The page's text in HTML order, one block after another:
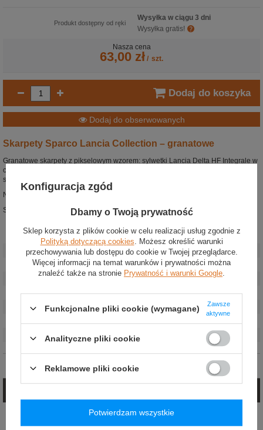
Produkt dostępny od ręki
Wysyłka w ciągu 3 dni
Wysyłka gratis!
Nasza cena
63,00 zł / szt.
Dodaj do koszyka
Dodaj do obserwowanych
Skarpety Sparco Lancia Collection – granatowe
Granatowe skarpety z pikselowym wzorem: sylwetki Lancia Delta HF Integrale w
czterech kolorach (żółty, czerwony, niebieski, zielony) i logo HF z czerwonym
słoniem na cholewce.
Nadruk Sparco i tabliczka "integrale" na stopie. Bezszwowa konstrukcja.
Skład: 80% czesana bawełna, 17% poliamid, 3% elastan.
Stan:
Nowy
Kategoria:
Bielizna rajdowa
Grupa wiekowa:
Dorośli
Homologacja:
Bez homologacji
Kolor:
Granatowy
Materiał
Bawełna Nylon (poliamid)
Opinie (0)
Jeżeli powyższy opis jest dla Ciebie niewystarczający, prześlij nam swoje
pytanie odnośnie tego produktu. Postaramy się odpowiedzieć tak szybko jak
Konfiguracja zgód
Dbamy o Twoją prywatność
Sklep korzysta z plików cookie w celu realizacji usług zgodnie z
Polityką dotyczącą cookies . Możesz określić warunki
przechowywania lub dostępu do cookie w Twojej przeglądarce.
Więcej informacji na temat warunków i prywatności można
znaleźć także na stronie Prywatność i warunki Google
Funkcjonalne pliki cookie (wymagane)
Zawsze
aktywne
Analityczne pliki cookie
Reklamowe pliki cookie
Potwierdzam wszystkie